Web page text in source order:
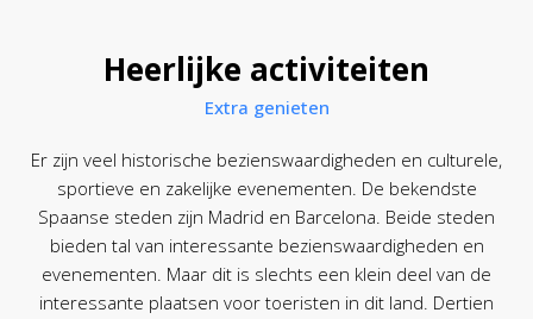
Heerlijke activiteiten
Extra genieten
Er zijn veel historische bezienswaardigheden en culturele,
sportieve en zakelijke evenementen. De bekendste
Spaanse steden zijn Madrid en Barcelona. Beide steden
bieden tal van interessante bezienswaardigheden en
evenementen. Maar dit is slechts een klein deel van de
interessante plaatsen voor toeristen in dit land. Dertien